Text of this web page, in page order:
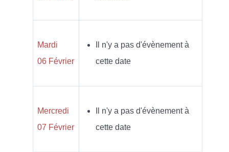
Mardi
06 Février
Il n'y a pas d'évènement à
cette date
Mercredi
07 Février
Il n'y a pas d'évènement à
cette date